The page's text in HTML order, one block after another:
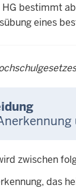
HG bestimmt
eines
zwischen
das